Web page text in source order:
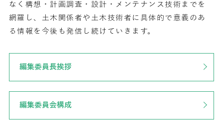
なく構想・計画調査・設計・メンテナンス技術までを
網羅し、土木関係者や土木技術者に具体的で意義のあ
る情報を今後も発信し続けていきます。
編集委員長挨拶
編集委員会構成